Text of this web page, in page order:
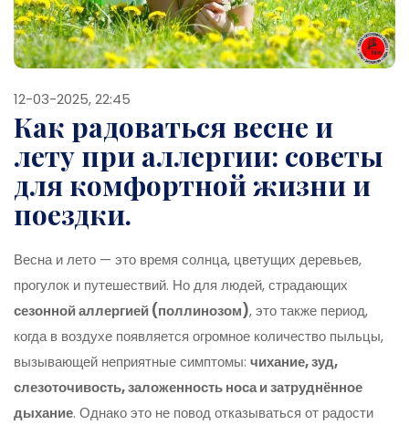
12-03-2025, 22:45
Как радоваться весне и
лету при аллергии: советы
для комфортной жизни и
поездки.
Весна и лето — это время солнца, цветущих деревьев,
прогулок и путешествий. Но для людей, страдающих
сезонной аллергией (поллинозом), это также период,
когда в воздухе появляется огромное количество пыльцы,
вызывающей неприятные симптомы: чихание, зуд,
слезоточивость, заложенность носа и затруднённое
дыхание. Однако это не повод отказываться от радости